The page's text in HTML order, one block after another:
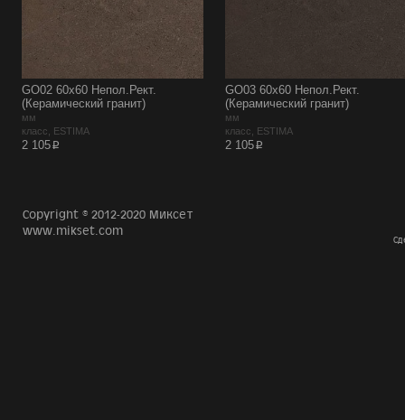
GO02 60x60 Непол.Рект.
(Керамический гранит)
мм
класс, ESTIMA
2 105p
GO03 60x60 Непол.Рект.
(Керамический гранит)
мм
класс, ESTIMA
2 105p
Copyright © 2012-2020 Миксет
www.mikset.com